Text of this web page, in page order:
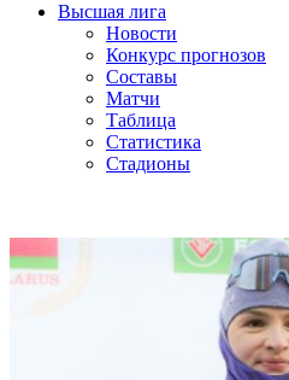
Высшая лига
Новости
Конкурс прогнозов
Составы
Матчи
Таблица
Статистика
Стадионы